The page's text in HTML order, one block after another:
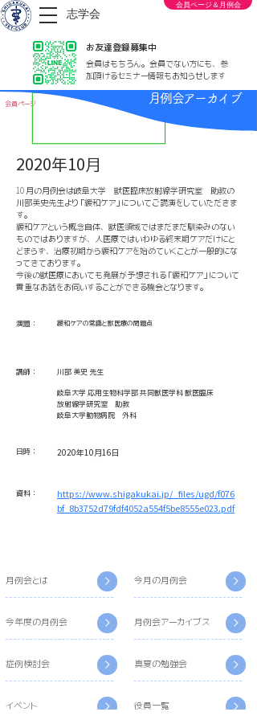
志学会
会員ページ＆月例会
会員はもちろん。会員でない方にも、参
加頂けるセミナー情報もお知らせします
お友達登録募集中
会員ページ 月例会アーカイブ
2020年10月
10 月の月例会は岐阜大学 獣医臨床放射線学研究室 助教の
川部美史先生より「緩和ケア」についてご講演をしていただきま
す。
緩和ケアという概念自体、獣医領域ではまだまだ馴染みのない
ものではありますが、人医療ではいわゆる終末期ケアだけにと
どまらず、治療初期から緩和ケアを始めていくことが一般的にな
ってきております。
今後の獣医療においても発展が予想される「緩和ケア」について
貴重なお話をお伺いすることができる機会となります。
演題： 緩和ケアの常識と獣医療の問題点
講師：
川部 美史 先生
岐阜大学 応用生物科学部 共同獣医学科 獣医臨床
放射線学研究室 助教
岐阜大学動物病院 外科
日時： 2020年10月16日
資料：
https://www.shigakukai.jp/_files/ugd/f076
bf_8b3752d79fdf4052a554f5be8555e023.pdf
月例会とは
今年度の月例会
症例検討会
イベント
今月の月例会
月例会アーカイブス
真夏の勉強会
役員一覧